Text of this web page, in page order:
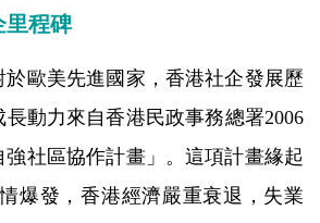
里程碑
歐美先進國家，香港社企發展歷
動力來自香港民政事務總署2006
社區協作計畫」。這項計畫緣起
爆發，香港經濟嚴重衰退，失業